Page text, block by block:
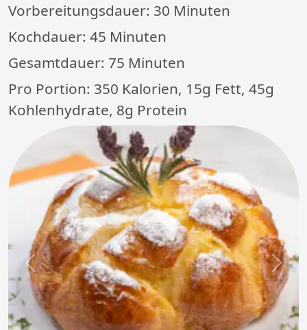
Vorbereitungsdauer: 30 Minuten
Kochdauer: 45 Minuten
Gesamtdauer: 75 Minuten
Pro Portion: 350 Kalorien, 15g Fett, 45g
Kohlenhydrate, 8g Protein
Previous Next